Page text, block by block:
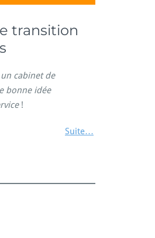
transition
cabinet de
bonne idée
!
Suite…